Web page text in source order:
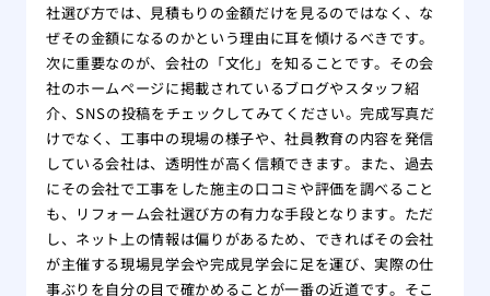
社選び方では、見積もりの金額だけを見るのではなく、な
ぜその金額になるのかという理由に耳を傾けるべきです。
次に重要なのが、会社の「文化」を知ることです。その会
社のホームページに掲載されているブログやスタッフ紹
介、SNSの投稿をチェックしてみてください。完成写真だ
けでなく、工事中の現場の様子や、社員教育の内容を発信
している会社は、透明性が高く信頼できます。また、過去
にその会社で工事をした施主の口コミや評価を調べること
も、リフォーム会社選び方の有力な手段となります。ただ
し、ネット上の情報は偏りがあるため、できればその会社
が主催する現場見学会や完成見学会に足を運び、実際の仕
事ぶりを自分の目で確かめることが一番の近道です。そこ